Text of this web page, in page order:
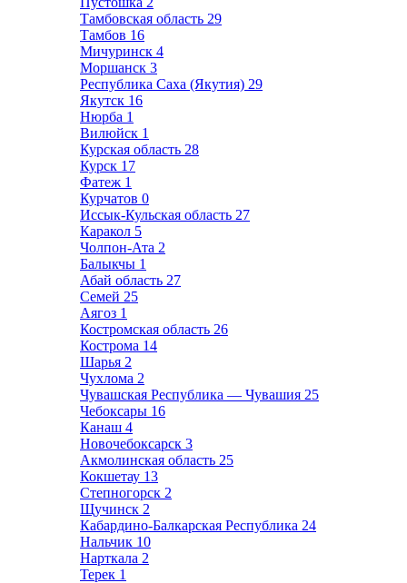
Тамбовская область 29
Тамбов 16
Мичуринск 4
Моршанск 3
Республика Саха (Якутия) 29
Якутск 16
Нюрба 1
Вилюйск 1
Курская область 28
Курск 17
Фатеж 1
Курчатов 0
Иссык-Кульская область 27
Каракол 5
Чолпон-Ата 2
Балыкчы 1
Абай область 27
Семей 25
Аягоз 1
Костромская область 26
Кострома 14
Шарья 2
Чухлома 2
Чувашская Республика — Чувашия 25
Чебоксары 16
Канаш 4
Новочебоксарск 3
Акмолинская область 25
Кокшетау 13
Степногорск 2
Щучинск 2
Кабардино-Балкарская Республика 24
Нальчик 10
Нарткала 2
Терек 1